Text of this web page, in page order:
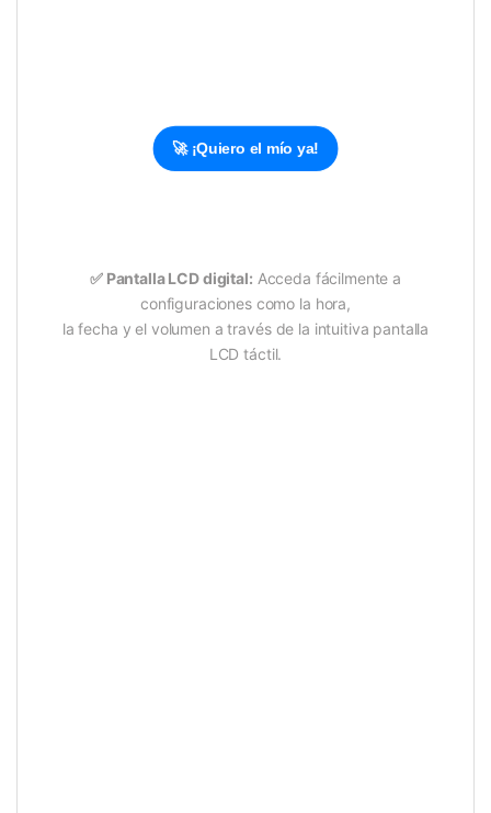
🚀 ¡Quiero el mío ya!
✅ Pantalla LCD digital: Acceda fácilmente a
configuraciones como la hora,
la fecha y el volumen a través de la intuitiva pantalla
LCD táctil.